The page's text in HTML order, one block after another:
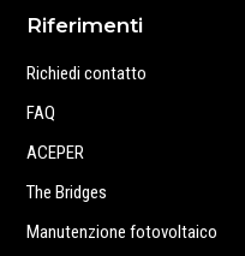
Riferimenti
Richiedi contatto
FAQ
ACEPER
The Bridges
Manutenzione fotovoltaico